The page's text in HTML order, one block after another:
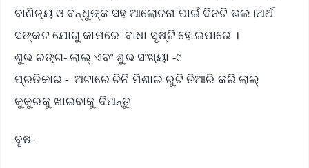
ବାଣିଜ୍ୟ ଓ ବନ୍ଧୁଙ୍କ ସହ ଆଲୋଚନା ପାଇଁ ଦିନଟି ଭଲ।ଅର୍ଥ
ସଙ୍କଟ ଯୋଗୁ କାମରେ ବାଧା ସୃଷ୍ଟି ହୋଇପାରେ ।
ଶୁଭ ରଙ୍ଗ- ଲାଲ୍ ଏବଂ ଶୁଭ ସଂଖ୍ୟା -୯
ପ୍ରତିକାର - ଅଟାରେ ଚିନି ମିଶାଇ ରୁଟି ତିଆରି କରି ଲାଲ୍
କୁକୁରକୁ ଖାଇବାକୁ ଦିଅନ୍ତୁ
ବୃଷ-